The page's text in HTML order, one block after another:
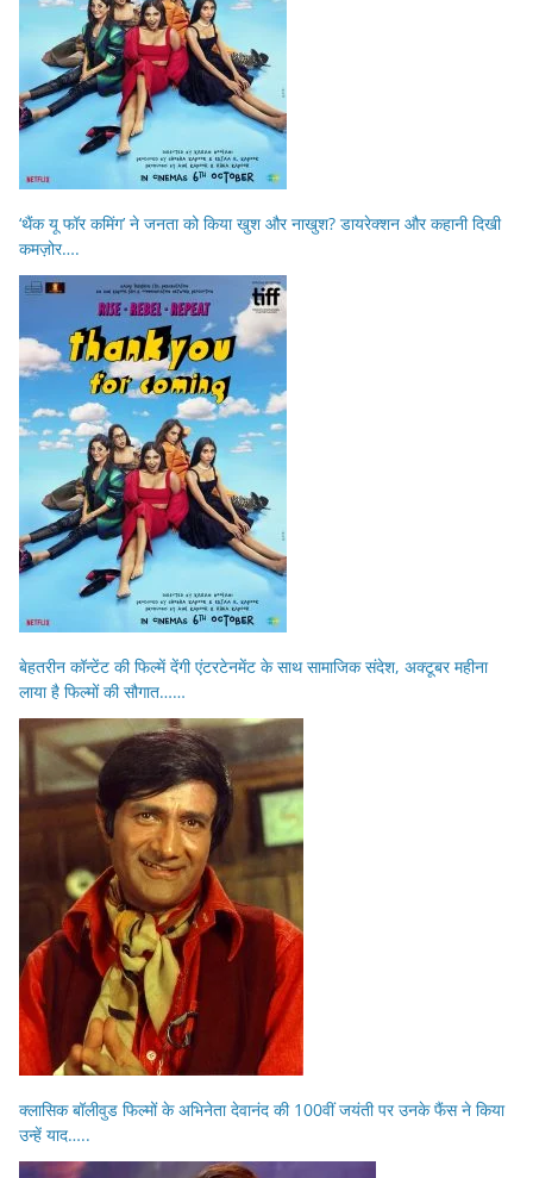
‘थैंक यू फॉर कमिंग’ ने जनता को किया खुश और नाखुश? डायरेक्शन और कहानी दिखी
कमज़ोर….
बेहतरीन कॉन्टेंट की फिल्में देंगी एंटरटेनमेंट के साथ सामाजिक संदेश, अक्टूबर महीना
लाया है फिल्मों की सौगात……
क्लासिक बॉलीवुड फिल्मों के अभिनेता देवानंद की 100वीं जयंती पर उनके फैंस ने किया
उन्हें याद…..